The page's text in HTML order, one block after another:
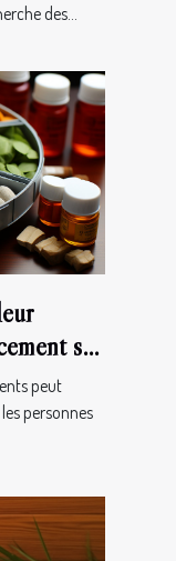
des...
ses
peut
personnes